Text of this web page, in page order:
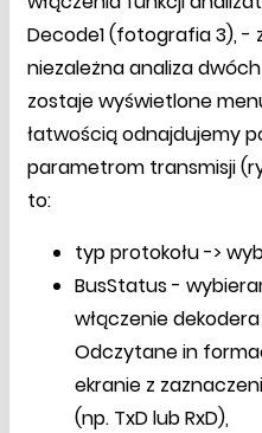
Decode1 (fotografia 3), -
niezależna analiza
zostaje wyświetlone
łatwością odnajdujemy
parametrom transmisji
to:
typ protokołu ->
BusStatus -
włączenie
Odczytane in
ekranie z
(np. TxD lub RxD),